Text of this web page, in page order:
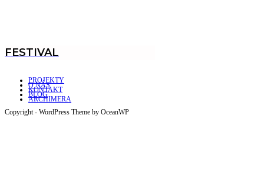
FESTIVAL
PROJEKTY
O NÁS
KONTAKT
BLOG
ARCHIMERA
Copyright - WordPress Theme by OceanWP